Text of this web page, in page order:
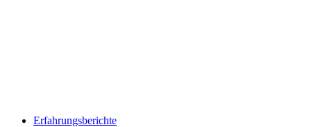
Erfahrungsberichte